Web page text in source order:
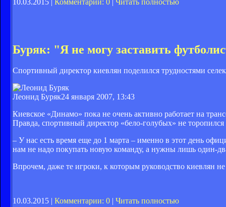
Буряк: "Я не могу заставить
Спортивный директор киевлян поделился трудностями
Леонид Буряк24 января 2007, 13:43
Киевское «Динамо» пока не очень активно работает на
Правда, спортивный директор «бело-голубых» не
– У нас есть время еще до 1 марта – именно в этот день
нам не надо покупать новую команду, а нужны лишь один-
Впрочем, даже те игроки, к которым руководство киевлян
10.03.2015 | Комментарии: 0 Читать полностью